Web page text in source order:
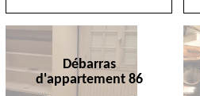
Débarras
d'appartement 86